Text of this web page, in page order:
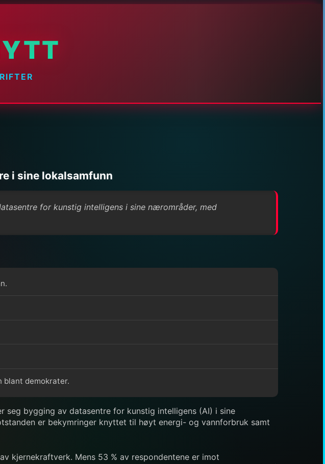
i sine lokalsamfunn
for kunstig intelligens i sine nærområder, med
blant demokrater.
seg bygging av datasentre for kunstig intelligens (AI) i sine
er bekymringer knyttet til høyt energi- og vannforbruk samt
kjernekraftverk. Mens 53 % av respondentene er imot